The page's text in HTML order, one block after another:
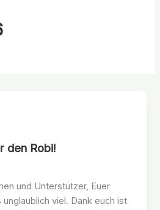
den Robi!
und Unterstützer, Euer
viel. Dank euch ist